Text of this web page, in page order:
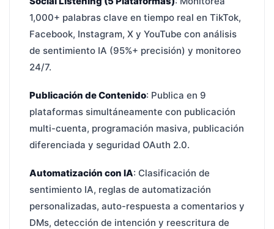
1,000+ palabras clave en tiempo real en TikTok,
Facebook, Instagram, X y YouTube con análisis
de sentimiento IA (95%+ precisión) y monitoreo
24/7.
Publicación de Contenido: Publica en 9
plataformas simultáneamente con publicación
multi-cuenta, programación masiva, publicación
diferenciada y seguridad OAuth 2.0.
Automatización con IA: Clasificación de
sentimiento IA, reglas de automatización
personalizadas, auto-respuesta a comentarios y
DMs, detección de intención y reescritura de